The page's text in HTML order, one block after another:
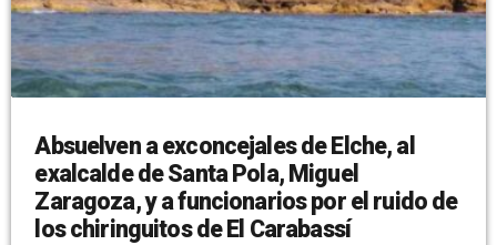
Absuelven a exconcejales de Elche, al
exalcalde de Santa Pola, Miguel
Zaragoza, y a funcionarios por el ruido de
los chiringuitos de El Carabassí